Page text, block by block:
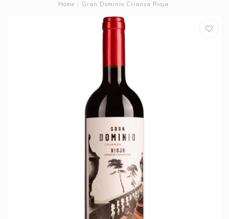
Home / Gran Dominio Crianza Rioja